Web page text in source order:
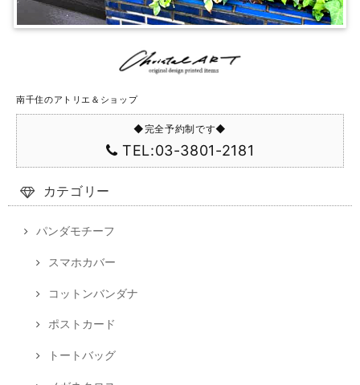
南千住のアトリエ＆ショップ
◆完全予約制です◆
TEL:03-3801-2181
カテゴリー
パンダモチーフ
スマホカバー
コットンバンダナ
ポストカード
トートバッグ